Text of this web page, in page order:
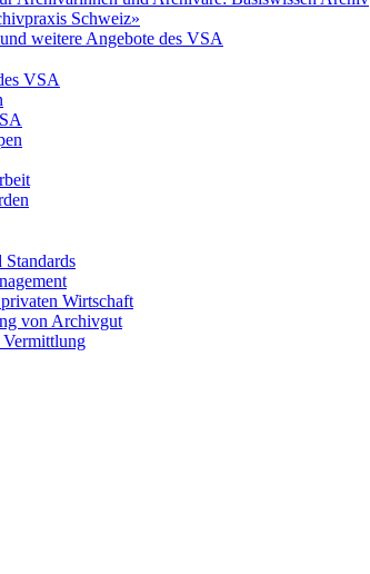
Schweiz»
weitere Angebote des VSA
VSA
Wirtschaft
von Archivgut